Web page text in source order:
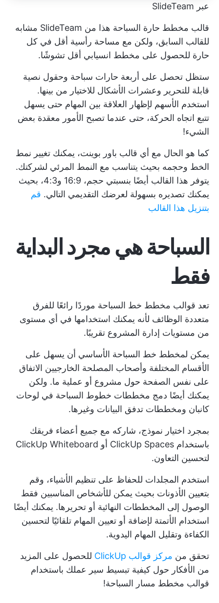
عبر SlideTeam
قالب مخطط حارة السباحة هذا من SlideTeam مشابه
للقالب السابق، ولكن مع مساحة رأسية أقل في كل
حارة للحصول على مخطط انسيابي أقل تشوشًا.
ستظل تحصل على أربعة حارات سباحة وحقول نصية
قابلة للتحرير وعشرات الأشكال للاختيار من بينها.
استخدم الأسهم لإظهار العلاقة بين المهام حتى يسهل
تتبع اتجاه الحركة، حتى عندما تصبح الأمور معقدة بعض
الشيء!
كما هو الحال مع أي قالب باور بوينت، يمكنك تغيير نمط
الخط وحجمه بحيث يتناسب مع النمط المرئي لشركتك.
يتوفر هذا القالب أيضًا بنسبتي حجم، 16:9 و4:3، بحيث
يمكنك تصديره بسهولة لعرضك التقديمي التالي. قم
بتنزيل هذا القالب
السباحة هي مجرد البداية
فقط
تعد قوالب مخطط خط السباحة موردًا رائعًا للفرق
متعددة الوظائف لأنه يمكنك استخدامها في أي مستوى
من مستويات إدارة المشروع تقريبًا.
يمكن لمخطط خط السباحة الأساسي أن يسهل على
الأقسام المختلفة وأصحاب المصلحة الخارجيين الاتفاق
على نفس الصفحة حول مشروع أو عملية ما. ولكن
يمكنك أيضًا دمج مخططات خطوط السباحة في لوحات
كانبان ومخططات تدفق البيانات وغيرها.
بمجرد اختيار نموذج، شاركه مع جميع أعضاء فريقك
باستخدام ClickUp Spaces أو ClickUp Whiteboard
لتحسين التعاون.
استخدم المجلدات للحفاظ على تنظيم الأشياء، وقم
بتعيين الأذونات بحيث يمكن للأشخاص المناسبين فقط
الوصول إلى المخططات النهائية أو تحريرها. يمكنك أيضًا
استخدام الأتمتة لإضافة أو تعيين المهام تلقائيًا لتحسين
الكفاءة وتقليل المهام اليدوية.
تحقق من مركز قوالب ClickUp
للحصول على المزيد
من الأفكار حول كيفية تبسيط سير عملك باستخدام
قوالب مخطط مسار السباحة!